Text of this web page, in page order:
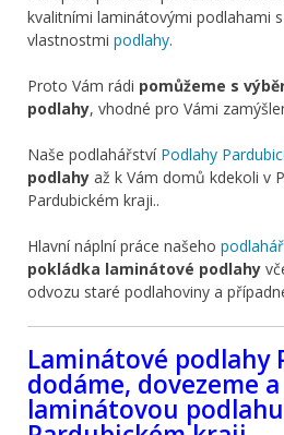
kvalitními laminátovými podlahami
vlastnostmi podlahy.
Proto Vám rádi pomůžeme s
podlahy, vhodné pro Vámi
Naše podlahářství Podlahy
podlahy až k Vám domů kdekoli v
Pardubickém kraji..
Hlavní náplní práce našeho
pokládka laminátové podlahy
odvozu staré podlahoviny a
Laminátové podlahy
dodáme, dovezeme
laminátovou